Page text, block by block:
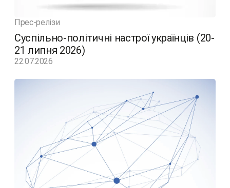
Прес-релізи
Суспільно-політичні настрої українців (20-
21 липня 2026)
22.07.2026